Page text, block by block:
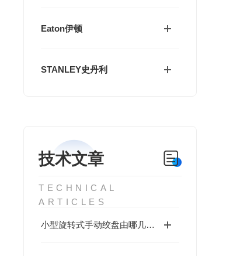
Eaton伊顿
STANLEY史丹利
技术文章
TECHNICAL
ARTICLES
小型旋转式手动绞盘由哪几部分构成？一文读懂关键组成！